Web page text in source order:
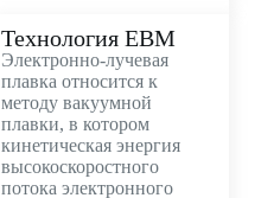
Технология EBM
Электронно-лучевая
плавка относится к
методу вакуумной
плавки, в котором
кинетическая энергия
высокоскоростного
потока электронного